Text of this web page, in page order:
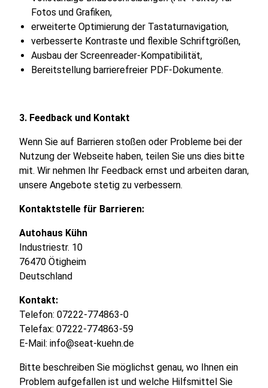
Fotos und Grafiken,
erweiterte Optimierung der Tastaturnavigation,
verbesserte Kontraste und flexible Schriftgrößen,
Ausbau der Screenreader-Kompatibilität,
Bereitstellung barrierefreier PDF-Dokumente.
3. Feedback und Kontakt
Wenn Sie auf Barrieren stoßen oder Probleme bei der
Nutzung der Webseite haben, teilen Sie uns dies bitte
mit. Wir nehmen Ihr Feedback ernst und arbeiten daran,
unsere Angebote stetig zu verbessern.
Kontaktstelle für Barrieren:
Autohaus Kühn
Industriestr. 10
76470 Ötigheim
Deutschland
Kontakt:
Telefon: 07222-774863-0
Telefax: 07222-774863-59
E-Mail: info@seat-kuehn.de
Bitte beschreiben Sie möglichst genau, wo Ihnen ein
Problem aufgefallen ist und welche Hilfsmittel Sie